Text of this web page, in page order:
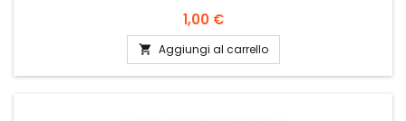
Prezzo
1,00 €
 Aggiungi al carrello